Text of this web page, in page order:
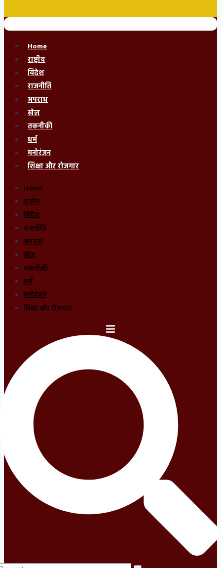
Home
राष्ट्रीय
विदेश
राजनीति
अपराध
खेल
तकनीकी
धर्म
मनोरंजन
शिक्षा और रोजगार
Home
राष्ट्रीय
विदेश
राजनीति
अपराध
खेल
तकनीकी
धर्म
मनोरंजन
शिक्षा और रोजगार